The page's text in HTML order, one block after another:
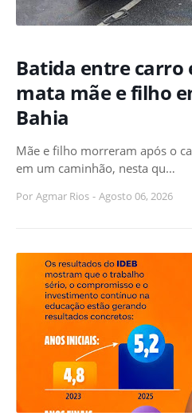
Batida entre carro
mata mãe e filho
Bahia
Mãe e filho morreram após o
em um caminhão, nesta qu…
Por Agmar Rios - Agosto 06, 2026